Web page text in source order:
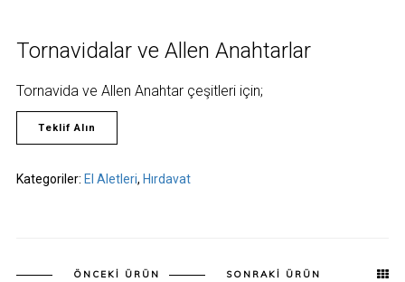
Tornavidalar ve Allen Anahtarlar
Tornavida ve Allen Anahtar çeşitleri için;
Teklif Alın
Kategoriler: El Aletleri, Hırdavat
ÖNCEKI ÜRÜN SONRAKI ÜRÜN